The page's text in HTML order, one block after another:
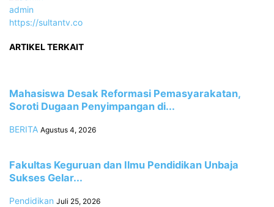
admin
https://sultantv.co
ARTIKEL TERKAIT
Mahasiswa Desak Reformasi Pemasyarakatan,
Soroti Dugaan Penyimpangan di...
BERITA Agustus 4, 2026
Fakultas Keguruan dan Ilmu Pendidikan Unbaja
Sukses Gelar...
Pendidikan Juli 25, 2026